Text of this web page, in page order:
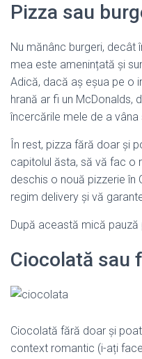
Pizza sau
Nu mănânc burgeri, decât
mea este amenințată și
Adică, dacă aș eșua pe o
hrană ar fi un McDonalds,
încercările mele de a
În rest, pizza fără doar și
capitolul ăsta, să vă fac
deschis o nouă pizzerie în
regim delivery și vă
După această mică
Ciocolată sau
Ciocolată fără doar și
context romantic (i-ați